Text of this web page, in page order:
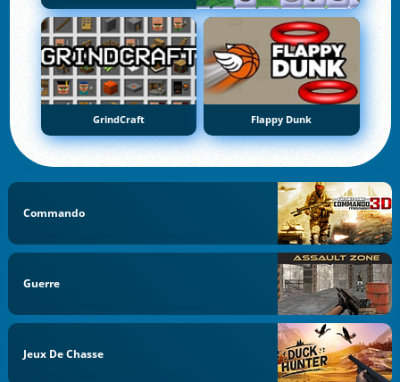
GrindCraft Flappy Dunk
Commando
Guerre
Jeux De Chasse